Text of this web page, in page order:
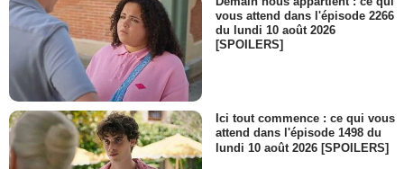
vous attend dans l'épisode 2266
du lundi 10 août 2026
[SPOILERS]
Ici tout commence : ce qui vous
attend dans l'épisode 1498 du
lundi 10 août 2026 [SPOILERS]